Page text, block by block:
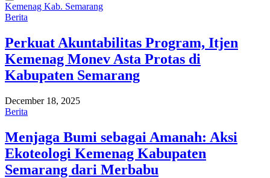
Kemenag Kab. Semarang
Berita
Perkuat Akuntabilitas Program, Itjen
Kemenag Monev Asta Protas di
Kabupaten Semarang
December 18, 2025
Berita
Menjaga Bumi sebagai Amanah: Aksi
Ekoteologi Kemenag Kabupaten
Semarang dari Merbabu